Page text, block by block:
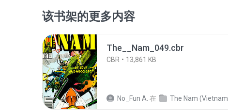
该书架的更多内容
The__Nam_049.cbr
CBR 13,861 KB
No_Fun A. 在 The Nam (Vietnam War comic)